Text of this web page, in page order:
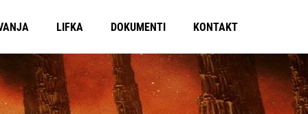
LIFKA DOKUMENTI KONTAKT